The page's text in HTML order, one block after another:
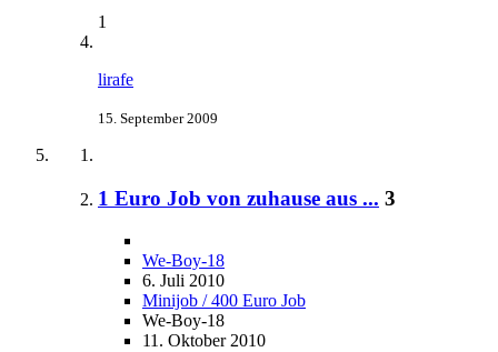
1
lirafe
15. September 2009
1 Euro Job von zuhause aus ... 3
We-Boy-18
6. Juli 2010
Minijob / 400 Euro Job
We-Boy-18
11. Oktober 2010